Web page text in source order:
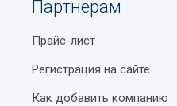
Партнерам
Прайс-лист
Регистрация на сайте
Как добавить компанию